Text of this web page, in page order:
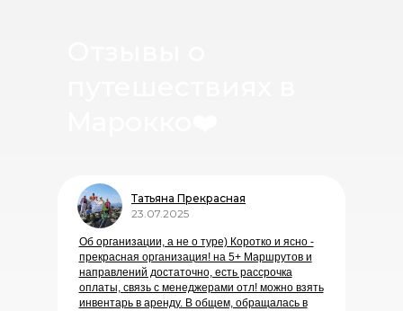
Татьяна Прекрасная
Об организации, а не о туре) Коротко и ясно -
прекрасная организация! на 5+ Маршрутов и
направлений достаточно, есть рассрочка
оплаты, связь с менеджерами отл! можно взять
инвентарь в аренду. В общем, обращалась в
23.07.2025